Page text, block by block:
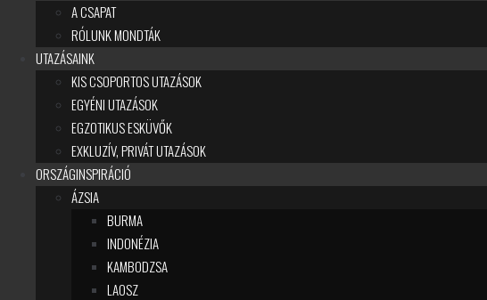
A CSAPAT
RÓLUNK MONDTÁK
UTAZÁSAINK
KIS CSOPORTOS UTAZÁSOK
EGYÉNI UTAZÁSOK
EGZOTIKUS ESKÜVŐK
EXKLUZÍV, PRIVÁT UTAZÁSOK
ORSZÁGINSPIRÁCIÓ
ÁZSIA
BURMA
INDONÉZIA
KAMBODZSA
LAOSZ